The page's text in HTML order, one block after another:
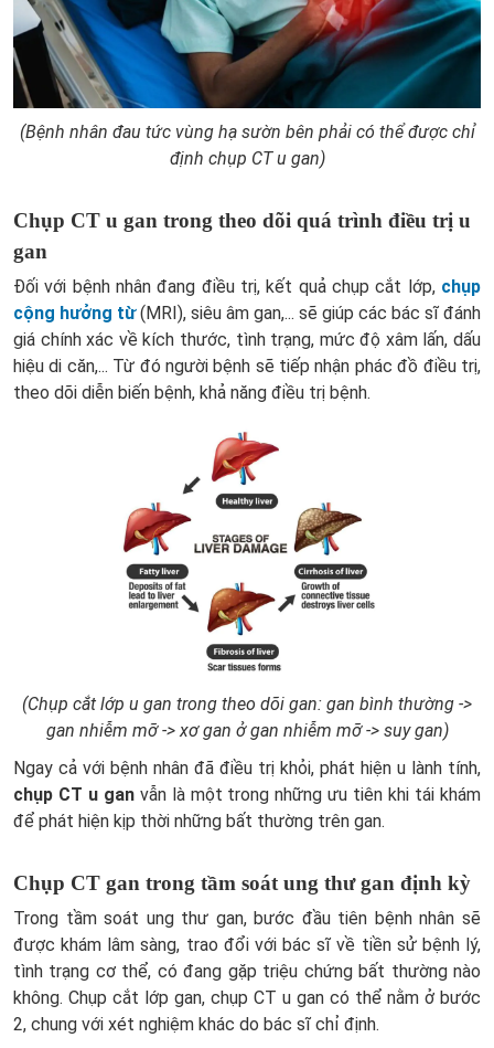
(Bệnh nhân đau tức vùng hạ sườn bên phải có thể được chỉ
định chụp CT u gan)
Chụp CT u gan trong theo dõi quá trình điều trị u
gan
Đối với bệnh nhân đang điều trị, kết quả chụp cắt lớp, chụp
cộng hưởng từ(MRI), siêu âm gan,... sẽ giúp các bác sĩ đánh
giá chính xác về kích thước, tình trạng, mức độ xâm lấn, dấu
hiệu di căn,... Từ đó người bệnh sẽ tiếp nhận phác đồ điều trị,
theo dõi diễn biến bệnh, khả năng điều trị bệnh.
(Chụp cắt lớp u gan trong theo dõi gan: gan bình thường ->
gan nhiễm mỡ -> xơ gan ở gan nhiễm mỡ -> suy gan)
Ngay cả với bệnh nhân đã điều trị khỏi, phát hiện u lành tính,
chụp CT u ganvẫn là một trong những ưu tiên khi tái khám
để phát hiện kịp thời những bất thường trên gan.
Chụp CT gan trong tầm soát ung thư gan định kỳ
Trong tầm soát ung thư gan, bước đầu tiên bệnh nhân sẽ
được khám lâm sàng, trao đổi với bác sĩ về tiền sử bệnh lý,
tình trạng cơ thể, có đang gặp triệu chứng bất thường nào
không. Chụp cắt lớp gan, chụp CT u gan có thể nằm ở bước
2, chung với xét nghiệm khác do bác sĩ chỉ định.